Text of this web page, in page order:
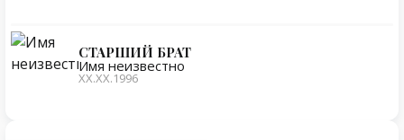
СТАРШИЙ БРАТ
Имя неизвестно
ХХ.ХХ.1996